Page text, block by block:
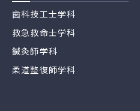
歯科技工士学科
救急救命士学科
鍼灸師学科
柔道整復師学科